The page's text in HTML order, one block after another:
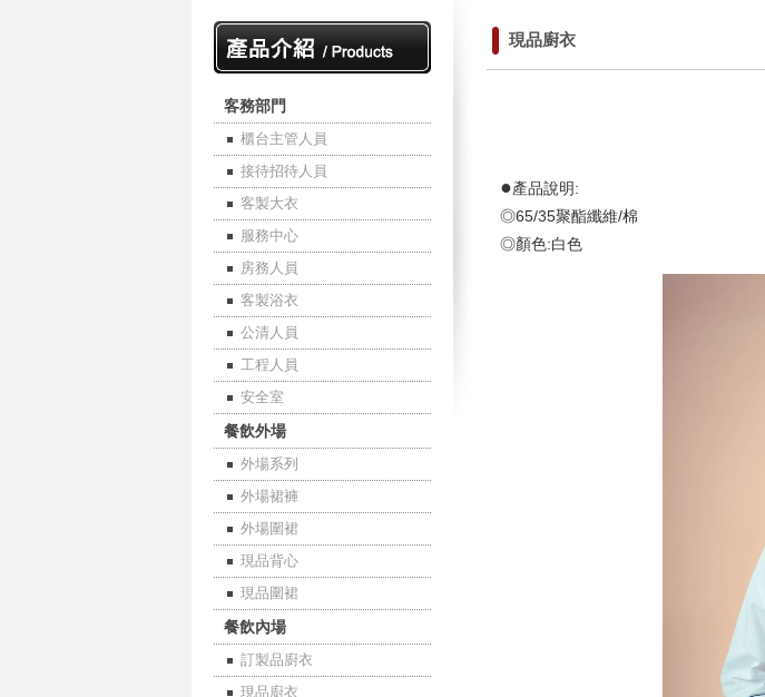
客務部門
櫃台主管人員
接待招待人員
客製大衣
服務中心
房務人員
客製浴衣
公清人員
工程人員
安全室
餐飲外場
外場系列
外場裙褲
外場圍裙
現品背心
現品圍裙
餐飲內場
訂製品廚衣
現品廚衣
現品廚衣
●產品說明:
◎65/35聚酯纖維/棉
◎顏色:白色